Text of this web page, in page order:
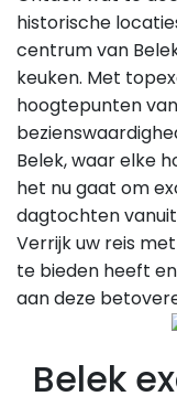
historische
centrum van
keuken. Met
hoogtepunten
Belek, waar elke
het nu gaat om
dagtochten
Verrijk uw reis
te bieden heeft
aan deze
Belek